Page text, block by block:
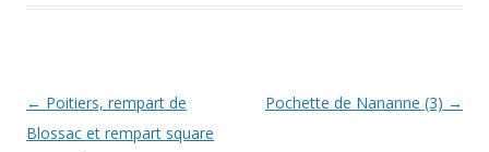
Navigation
des
← Poitiers, rempart de
Blossac et rempart square
Pochette de Nananne (3) →